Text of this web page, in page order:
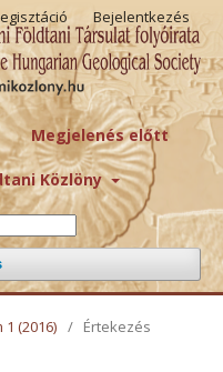
Megjelenés előtt
Közlöny
Bejelentkezés
1 (2016) / Értekezés